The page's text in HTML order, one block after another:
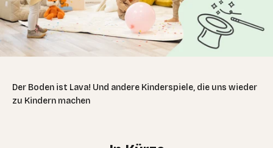
Der Boden ist Lava! Und andere Kinderspiele, die uns wieder
zu Kindern machen